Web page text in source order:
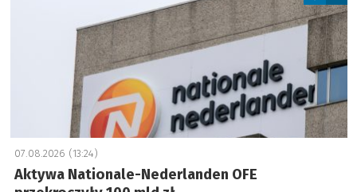
07.08.2026 (13:24)
Aktywa Nationale-Nederlanden OFE